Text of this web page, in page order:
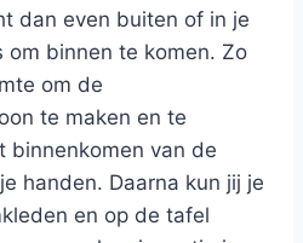
dan even buiten of in je
binnen te komen. Zo
om de
te maken en te
binnenkomen van de
handen. Daarna kun jij je
en op de tafel